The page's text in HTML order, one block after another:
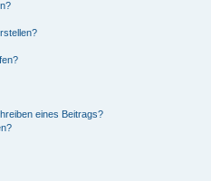
eines Beitrags?